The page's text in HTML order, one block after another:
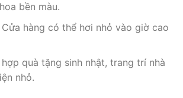
bền màu.
Cửa hàng có thể hơi nhỏ vào giờ cao
hợp quà tặng sinh nhật, trang trí nhà
nhỏ.